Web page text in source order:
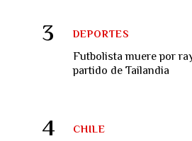
Futbolista muere por
partido de Tailandia
DEPORTES
CHILE